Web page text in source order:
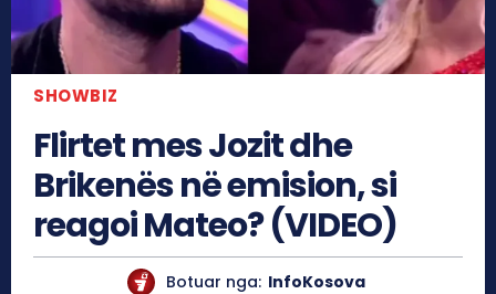
SHOWBIZ
Flirtet mes Jozit dhe
Brikenës në emision, si
reagoi Mateo? (VIDEO)
Botuar nga: InfoKosova